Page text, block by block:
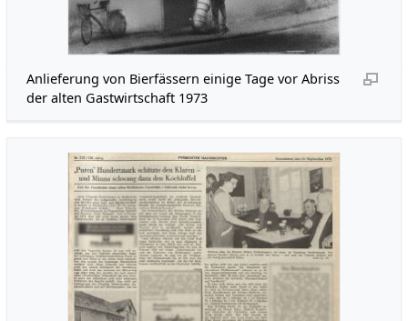
Anlieferung von Bierfässern einige Tage vor Abriss
der alten Gastwirtschaft 1973